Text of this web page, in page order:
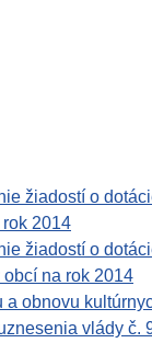
žiadostí o
2014
žiadostí o
na rok 2014
a obnovu
vlády č.